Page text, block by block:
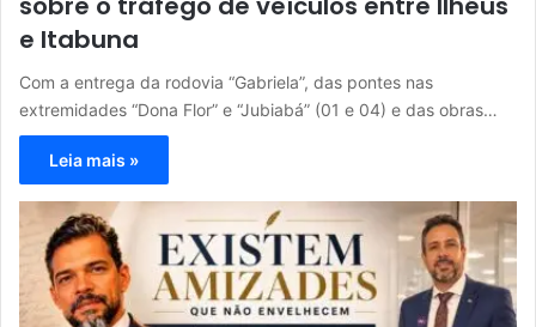
e Itabuna
Com a entrega da rodovia “Gabriela”, das pontes nas
extremidades “Dona Flor” e “Jubiabá” (01 e 04) e das obras…
Leia mais »